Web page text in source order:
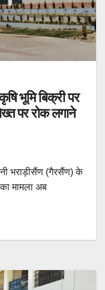
भूमि बिक्री पर
पर रोक लगाने
भराड़ीसैंण (गैरसैंण) के
मामला अब